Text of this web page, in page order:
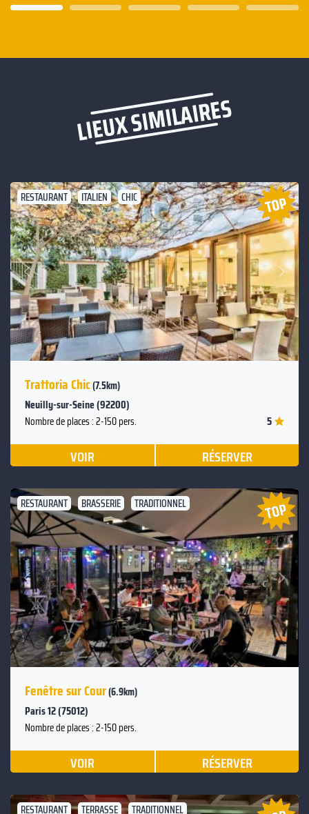
LIEUX SIMILAIRES
RESTAURANT ITALIEN CHIC
Précédent
Suivant
Trattoria Chic(7.5km)
Neuilly-sur-Seine (92200)
Nombre de places : 2-150 pers. 5
VOIR RÉSERVER
RESTAURANT BRASSERIE TRADITIONNEL
Précédent
Suivant
Fenêtre sur Cour(6.9km)
Paris 12 (75012)
Nombre de places : 2-150 pers.
VOIR RÉSERVER
RESTAURANT TERRASSE TRADITIONNEL